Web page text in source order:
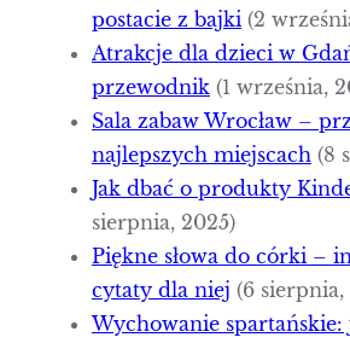
postacie z bajki (2
Atrakcje dla dzieci w
przewodnik (1 września,
Sala zabaw Wrocław –
najlepszych miejscach (8
Jak dbać o produkty
sierpnia, 2025)
Piękne słowa do córki –
cytaty dla niej (6 sierpnia,
Wychowanie spartańskie: